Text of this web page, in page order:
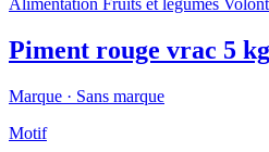
Alimentation Fruits et légumes
Piment rouge vrac 5
Marque · Sans marque
Motif